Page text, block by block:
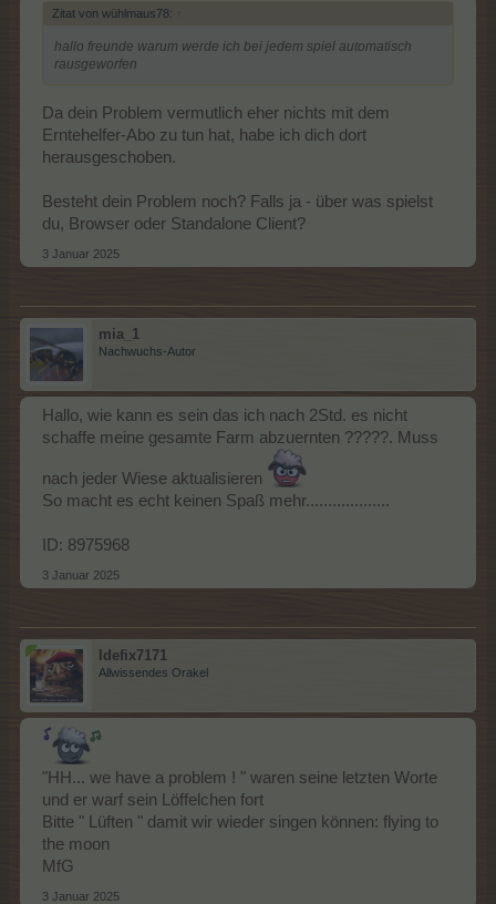
Zitat von wühlmaus78: ↑
hallo freunde warum werde ich bei jedem spiel automatisch
rausgeworfen
Da dein Problem vermutlich eher nichts mit dem
Erntehelfer-Abo zu tun hat, habe ich dich dort
herausgeschoben.
Besteht dein Problem noch? Falls ja - über was spielst
du, Browser oder Standalone Client?
3 Januar 2025
mia_1
Nachwuchs-Autor
Hallo, wie kann es sein das ich nach 2Std. es nicht
schaffe meine gesamte Farm abzuernten ?????. Muss
nach jeder Wiese aktualisieren
So macht es echt keinen Spaß mehr...................
ID: 8975968
3 Januar 2025
Idefix7171
Allwissendes Orakel
"HH... we have a problem ! " waren seine letzten Worte
und er warf sein Löffelchen fort
Bitte " Lüften " damit wir wieder singen können: flying to
the moon
MfG
3 Januar 2025